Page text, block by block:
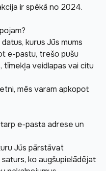
ir spēkā no 2024.
kurus Jūs mums
e-pastu, trešo pušu
veidlapas vai citu
mēs varam apkopot
e-pasta adrese un
Jūs pārstāvat
ko augšupielādējat